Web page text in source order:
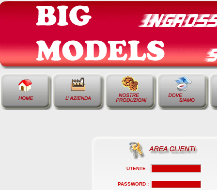
UTENTE :
PASSWORD :